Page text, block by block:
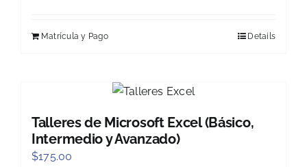
Matrícula y Pago Details
Talleres de Microsoft Excel (Básico,
Intermedio y Avanzado)
$175.00